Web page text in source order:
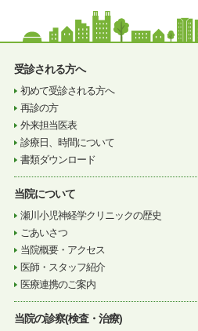
受診される方へ
初めて受診される方へ
再診の方
外来担当医表
診療日、時間について
書類ダウンロード
当院について
瀬川小児神経学クリニックの歴史
ごあいさつ
当院概要・アクセス
医師・スタッフ紹介
医療連携のご案内
当院の診察(検査・治療)